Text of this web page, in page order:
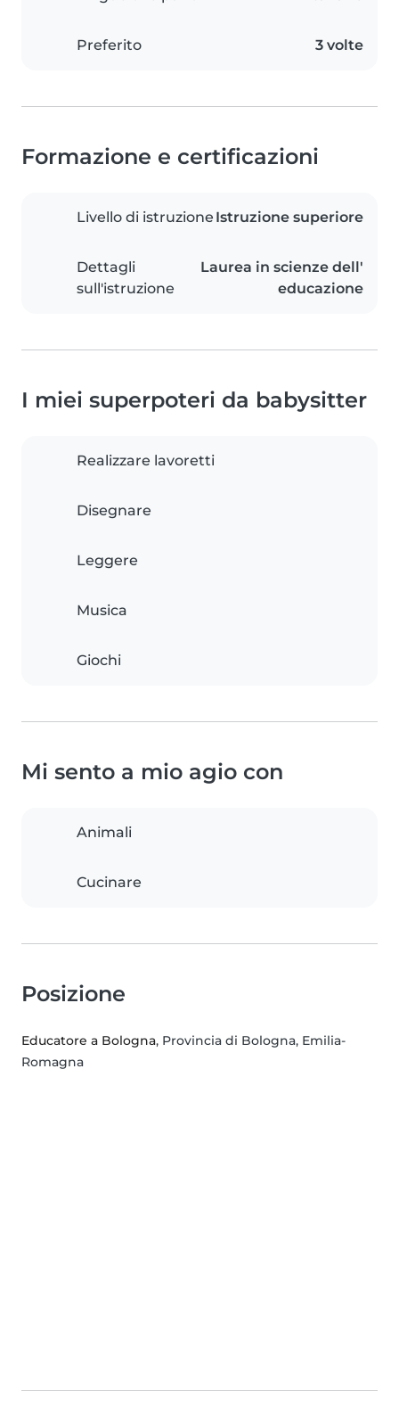
Preferito 3 volte
Formazione e certificazioni
Livello di istruzione Istruzione superiore
Dettagli
sull'istruzione
Laurea in scienze dell'
educazione
I miei superpoteri da babysitter
Realizzare lavoretti
Disegnare
Leggere
Musica
Giochi
Mi sento a mio agio con
Animali
Cucinare
Posizione
Educatore a Bologna, Provincia di Bologna, Emilia-
Romagna